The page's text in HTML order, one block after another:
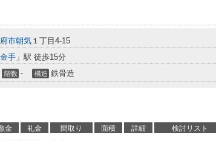
市朝気 １丁目4-15
金手 」駅 徒歩15分
階数 - 構造 鉄骨造
金 礼金 間取り 面積 詳細 検討リスト